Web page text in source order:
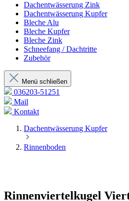
Dachentwässerung Zink
Dachentwässerung Kupfer
Bleche Alu
Bleche Kupfer
Bleche Zink
Schneefang / Dachtritte
Zubehör
Menü schließen
036203-51251
Mail
Kontakt
Dachentwässerung Kupfer
Rinnenboden
Rinnenviertelkugel